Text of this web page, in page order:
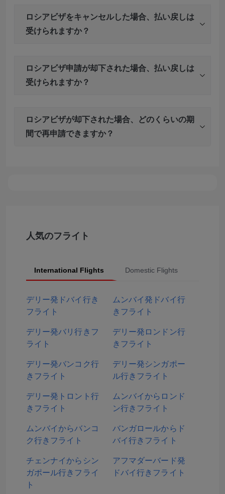
ロシアビザをキャンセルした場合、払い戻しは
受けられますか？
ロシアビザ申請が却下された場合、払い戻しは
受けられますか？
ロシアビザが却下された場合、どのくらいの期
間で再申請できますか？
人気のフライト
International Flights Domestic Flights
デリー発ドバイ行き
フライト
ムンバイ発ドバイ行
きフライト
デリー発バリ行きフ
ライト
デリー発ロンドン行
きフライト
デリー発バンコク行
きフライト
デリー発シンガポー
ル行きフライト
デリー発トロント行
きフライト
ムンバイからロンド
ン行きフライト
ムンバイからバンコ
ク行きフライト
バンガロールからド
バイ行きフライト
チェンナイからシン
ガポール行きフライ
ト
アフマダーバード発
ドバイ行きフライト